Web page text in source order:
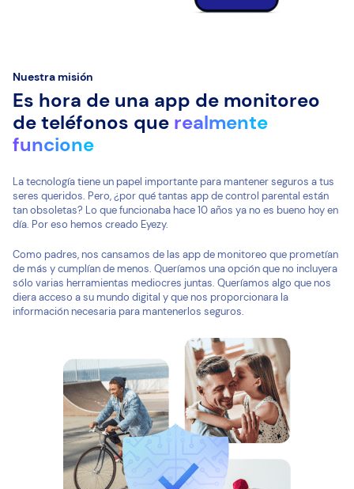
Nuestra misión
Es hora de una app de monitoreo
de teléfonos que realmente
funcione
La tecnología tiene un papel importante para mantener seguros a tus
seres queridos. Pero, ¿por qué tantas app de control parental están
tan obsoletas? Lo que funcionaba hace 10 años ya no es bueno hoy en
día. Por eso hemos creado Eyezy.
Como padres, nos cansamos de las app de monitoreo que prometían
de más y cumplían de menos. Queríamos una opción que no incluyera
sólo varias herramientas mediocres juntas. Queríamos algo que nos
diera acceso a su mundo digital y que nos proporcionara la
información necesaria para mantenerlos seguros.